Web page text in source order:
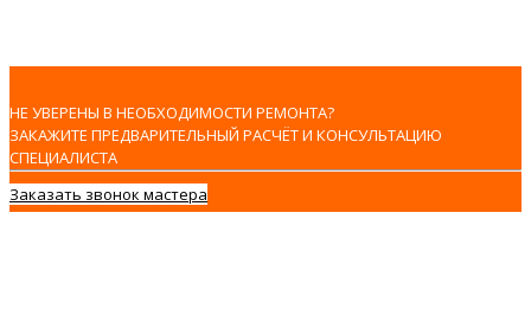
НЕ УВЕРЕНЫ В НЕОБХОДИМОСТИ РЕМОНТА?
ЗАКАЖИТЕ ПРЕДВАРИТЕЛЬНЫЙ РАСЧЁТ И КОНСУЛЬТАЦИЮ
СПЕЦИАЛИСТА
Заказать звонок мастера